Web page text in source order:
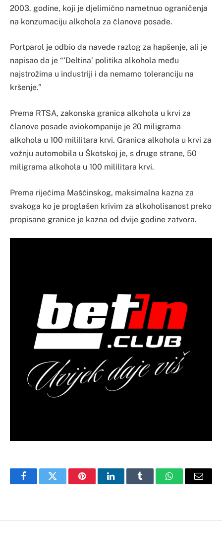
2003. godine, koji je djelimično nametnuo ograničenja
na konzumaciju alkohola za članove posade.
Portparol je odbio da navede razlog za hapšenje, ali je
napisao da je “‘Deltina’ politika alkohola među
najstrožima u industriji i da nemamo toleranciju na
kršenje.”
Prema RTSA, zakonska granica alkohola u krvi za
članove posade aviokompanije je 20 miligrama
alkohola u 100 mililitara krvi. Granica alkohola u krvi za
vožnju automobila u Škotskoj je, s druge strane, 50
miligrama alkohola u 100 mililitara krvi.
Prema riječima Maščinskog, maksimalna kazna za
svakoga ko je proglašen krivim za alkoholisanost preko
propisane granice je kazna od dvije godine zatvora.
FacebookTwitter PinterestLinkedInTumblr WhatsAppEmail